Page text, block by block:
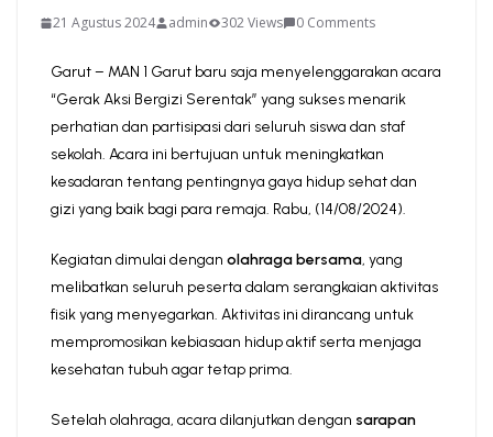
21 Agustus 2024 admin 302 Views 0 Comments
Garut – MAN 1 Garut baru saja menyelenggarakan acara
“Gerak Aksi Bergizi Serentak” yang sukses menarik
perhatian dan partisipasi dari seluruh siswa dan staf
sekolah. Acara ini bertujuan untuk meningkatkan
kesadaran tentang pentingnya gaya hidup sehat dan
gizi yang baik bagi para remaja. Rabu, (14/08/2024).
Kegiatan dimulai dengan olahraga bersama, yang
melibatkan seluruh peserta dalam serangkaian aktivitas
fisik yang menyegarkan. Aktivitas ini dirancang untuk
mempromosikan kebiasaan hidup aktif serta menjaga
kesehatan tubuh agar tetap prima.
Setelah olahraga, acara dilanjutkan dengan sarapan